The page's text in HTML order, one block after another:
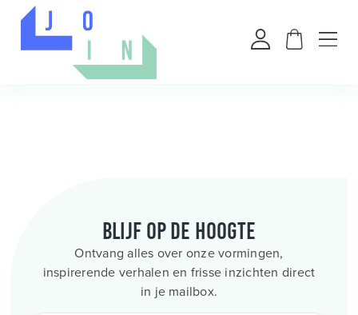
Blijf op de hoogte
Ontvang alles over onze vormingen,
inspirerende verhalen en frisse inzichten direct
in je mailbox.